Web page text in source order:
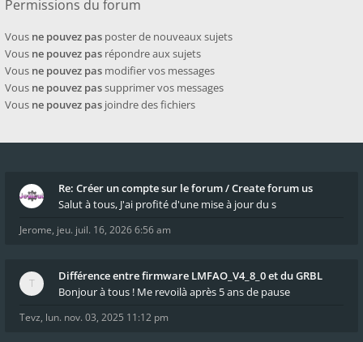
Permissions du forum
Vous ne pouvez pas poster de nouveaux sujets
Vous ne pouvez pas répondre aux sujets
Vous ne pouvez pas modifier vos messages
Vous ne pouvez passupprimer vos messages
Vous ne pouvez pas joindre des fichiers
Re: Créer un compte sur le forum / Create forum us
Salut à tous, J'ai profité d'une mise à jour du s
Jerome, jeu. juil. 16, 2026 6:56 am
Différence entre firmware LMFAO_V4_8_0 et du GRBL
Bonjour à tous ! Me revoilà après 5 ans de pause
Tevz, lun. nov. 03, 2025 11:12 pm